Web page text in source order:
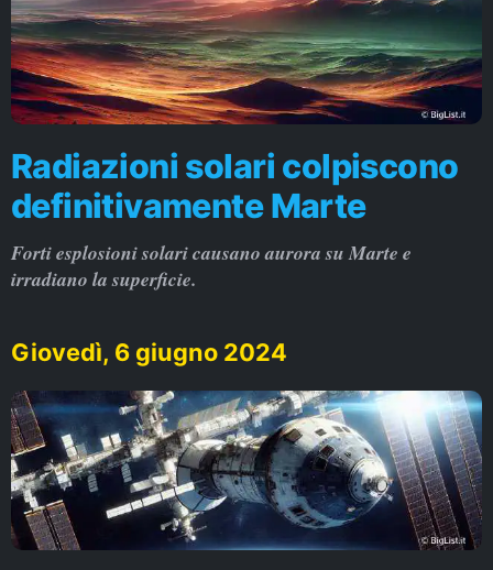
Radiazioni solari colpiscono
definitivamente Marte
Forti esplosioni solari causano aurora su Marte e
irradiano la superficie.
Giovedì, 6 giugno 2024